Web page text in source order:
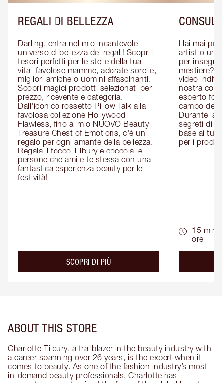
REGALI DI BELLEZZA
Darling, entra nel mio incantevole
universo di bellezza dei regali! Scopri i
tesori perfetti per le stelle della tua
vita- favolose mamme, adorate sorelle,
migliori amiche o uomini affascinanti.
Scopri magici prodotti selezionati per
prezzo, ricevente e categoria.
Dall'iconico rossetto Pillow Talk alla
favolosa collezione Hollywood
Flawless, fino al mio NUOVO Beauty
Treasure Chest of Emotions, c'è un
regalo per ogni amante della bellezza.
Regala il tocco Tilbury e coccola le
persone che ami e te stessa con una
fantastica esperienza beauty per le
festività!
SCOPRI DI PIÙabout the
Hai mai
artist o un
per
mestiere?
video
nostra
esperto
campo del
Durante la
segreti di
base ai
per i
15 min
ore
ABOUT THIS STORE
Charlotte Tilbury, a trailblazer in the beauty industry with
a career spanning over 26 years, is the expert when it
comes to beauty. As one of the fashion industry’s most
in-demand beauty professionals, Charlotte has